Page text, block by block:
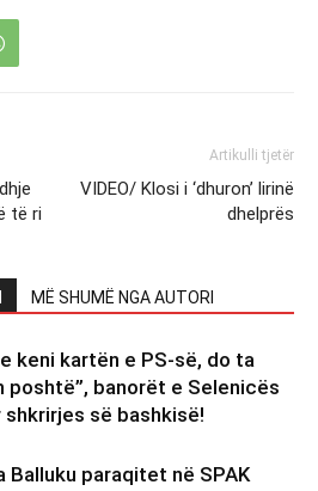
të ri
Artikulli tjetër
VIDEO/ Klosi i ‘dhuron’ lirinë
dhelprës
MË SHUMË NGA AUTORI
keni kartën e PS-së, do ta
poshtë”, banorët e Selenicës
shkrirjes së bashkisë!
Balluku paraqitet në SPAK